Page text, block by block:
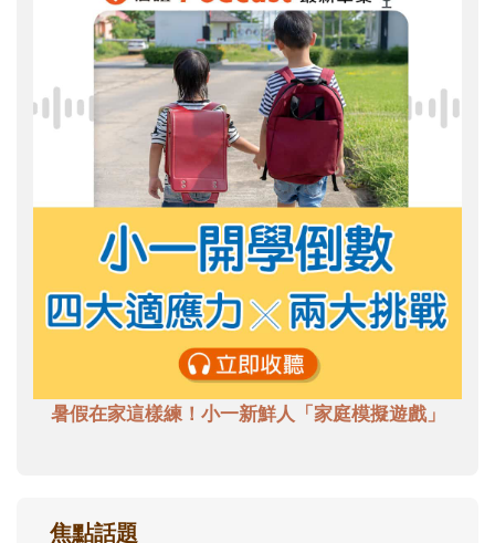
暑假在家這樣練！小一新鮮人「家庭模擬遊戲」
焦點話題